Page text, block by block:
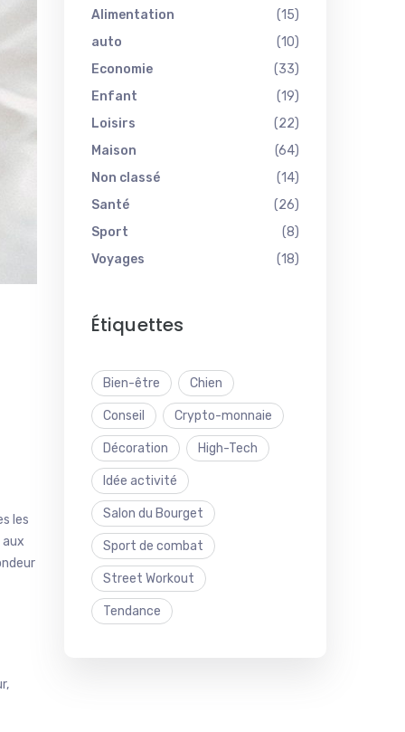
les
Alimentation
(15)
auto
(10)
Economie
(33)
Enfant
(19)
Loisirs
(22)
Maison
(64)
Non classé
(14)
Santé
(26)
Sport
(8)
Voyages
(18)
Étiquettes
Bien-être Chien
Conseil Crypto-monnaie
Décoration High-Tech
Idée activité
Salon du Bourget
Sport de combat
Street Workout
Tendance